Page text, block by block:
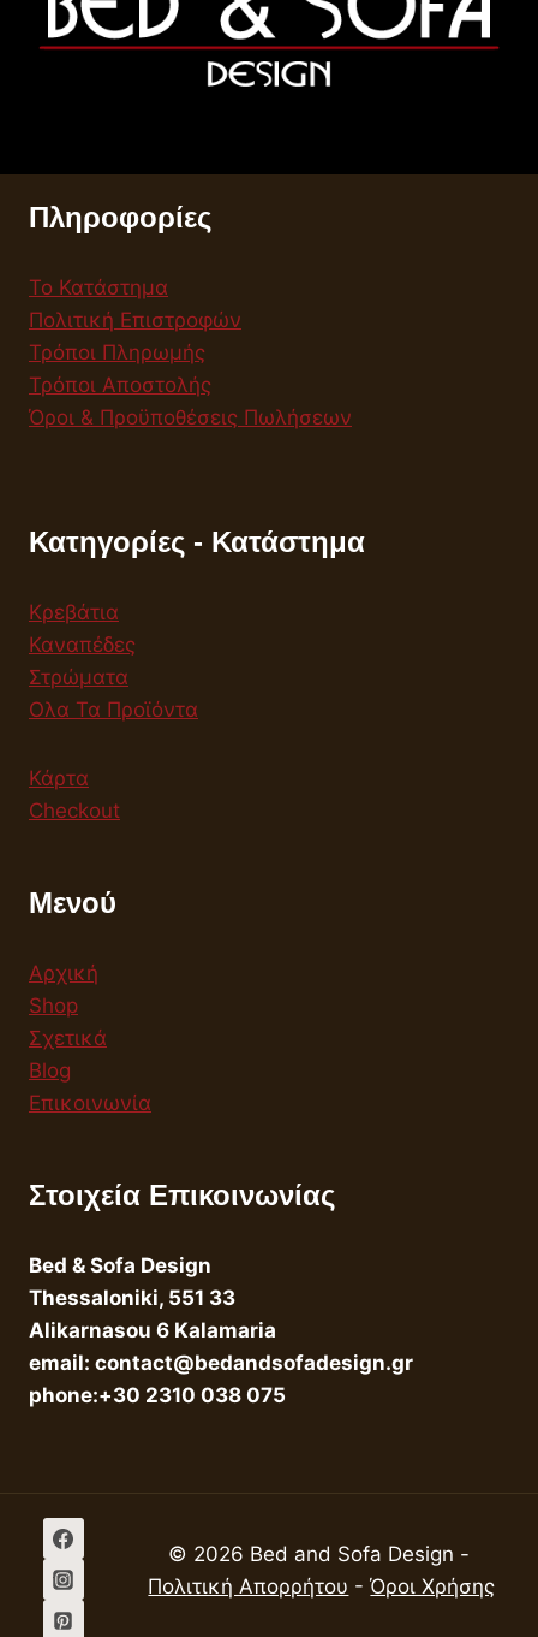
Πληροφορίες
Το Κατάστημα
Πολιτική Επιστροφών
Τρόποι Πληρωμής
Τρόποι Αποστολής
Όροι & Προϋποθέσεις Πωλήσεων
Κατηγορίες - Κατάστημα
Κρεβάτια
Καναπέδες
Στρώματα
Ολα Τα Προϊόντα
Κάρτα
Checkout
Μενού
Αρχική
Shop
Σχετικά
Blog
Επικοινωνία
Στοιχεία Επικοινωνίας
Bed & Sofa Design
Thessaloniki, 551 33
Alikarnasou 6 Kalamaria
email: contact@bedandsofadesign.gr
phone:+30 2310 038 075
© 2026 Bed and Sofa Design -
Πολιτική Απορρήτου -Όροι Χρήσης